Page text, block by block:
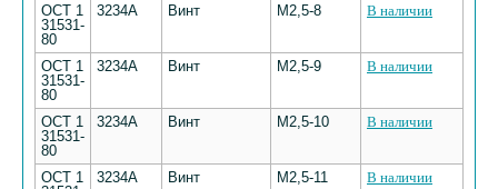
ОСТ 1
31531-
80
3234А Винт М2,5-8 В наличии
ОСТ 1
31531-
80
3234А Винт М2,5-9 В наличии
ОСТ 1
31531-
80
3234А Винт М2,5-10 В наличии
ОСТ 1
3234А Винт М2,5-11 В наличии